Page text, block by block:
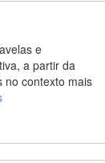
e
a partir da
no contexto mais